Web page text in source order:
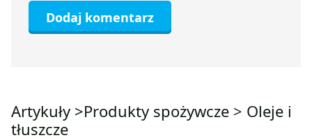
Artykuły >Produkty spożywcze > Oleje i
tłuszcze